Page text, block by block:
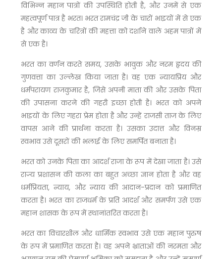
विभिन्न महान पात्रों की उपस्थिति होती है, और उनमें से एक
महत्वपूर्ण पात्र है भरत। भरत रामचंद्र जी के चारों भाइयों में से एक
है और काव्य के चरित्रों की महत्ता को दर्शाने वाले अहम पात्रों में
से एक है।
भरत का वर्णन करते समय, उसके भावुक और नरम हृदय की
गुणवत्ता का उल्लेख किया जाता है। वह एक न्यायप्रिय और
धर्मपरायण राजकुमार है, जिसे अपनी माता की और उसके पिता
की उपासना करने की गहरी इच्छा होती है। भरत को अपने
भाइयों के लिए गहरा प्रेम होता है और उन्हें राजसी ताज के लिए
वापस आने की प्रार्थना करता है। उसका उदात्त और विनम्र
स्वभाव उसे दूसरों की भलाई के लिए समर्पित बनाता है।
भरत को उनके पिता का आदर्श राजा के रूप में देखा जाता है। उसे
राज्य प्रशासन की कला का बहुत अच्छा ज्ञान होता है और वह
धर्मप्रियता, न्याय, और न्याय की आदान-प्रदान को प्रमाणित
करता है। भरत का राजधर्म के प्रति आदर्श और समर्पण उसे एक
महान शासक के रूप में स्थानांतरित करता है।
भरत का विचारशील और धार्मिक स्वभाव उसे एक महान पुरुष
के रूप में प्रमाणित करता है। वह अपने भ्राताओं की नरमता और